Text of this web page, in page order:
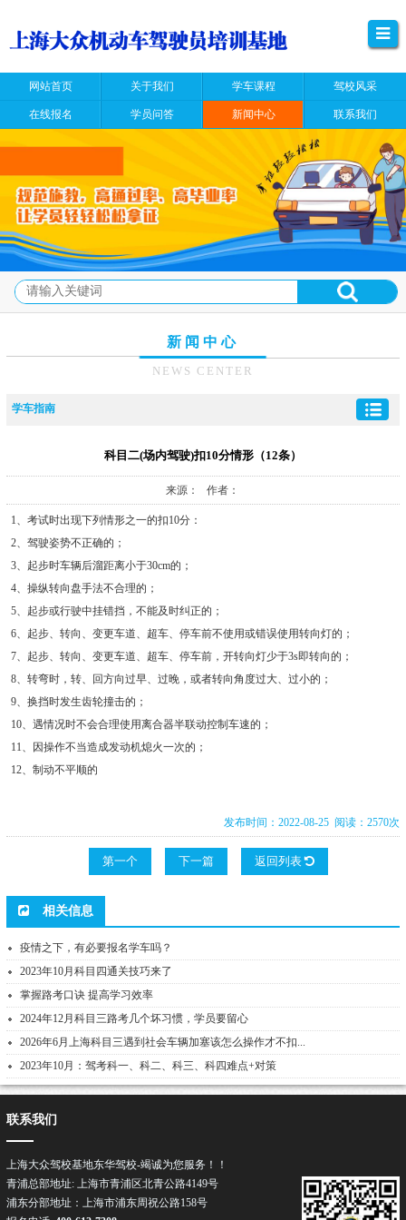
网站首页 关于我们 学车课程 驾校风采
在线报名 学员问答 新闻中心 联系我们
新闻中心
NEWS CENTER
学车指南
科目二(场内驾驶)扣10分情形（12条）
来源： 作者：
1、考试时出现下列情形之一的扣10分：
2、驾驶姿势不正确的；
3、起步时车辆后溜距离小于30cm的；
4、操纵转向盘手法不合理的；
5、起步或行驶中挂错挡，不能及时纠正的；
6、起步、转向、变更车道、超车、停车前不使用或错误使用转向灯的；
7、起步、转向、变更车道、超车、停车前，开转向灯少于3s即转向的；
8、转弯时，转、回方向过早、过晚，或者转向角度过大、过小的；
9、换挡时发生齿轮撞击的；
10、遇情况时不会合理使用离合器半联动控制车速的；
11、因操作不当造成发动机熄火一次的；
12、制动不平顺的
发布时间：2022-08-25 阅读：2570次
第一个 下一篇 返回列表
相关信息
疫情之下，有必要报名学车吗？
2023年10月科目四通关技巧来了
掌握路考口诀 提高学习效率
2024年12月科目三路考几个坏习惯，学员要留心
2026年6月上海科目三遇到社会车辆加塞该怎么操作才不扣...
2023年10月：驾考科一、科二、科三、科四难点+对策
联系我们
上海大众驾校基地东华驾校-竭诚为您服务！！
青浦总部地址: 上海市青浦区北青公路4149号
浦东分部地址：上海市浦东周祝公路158号